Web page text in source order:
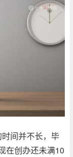
间并不长，毕
在创办还未满10